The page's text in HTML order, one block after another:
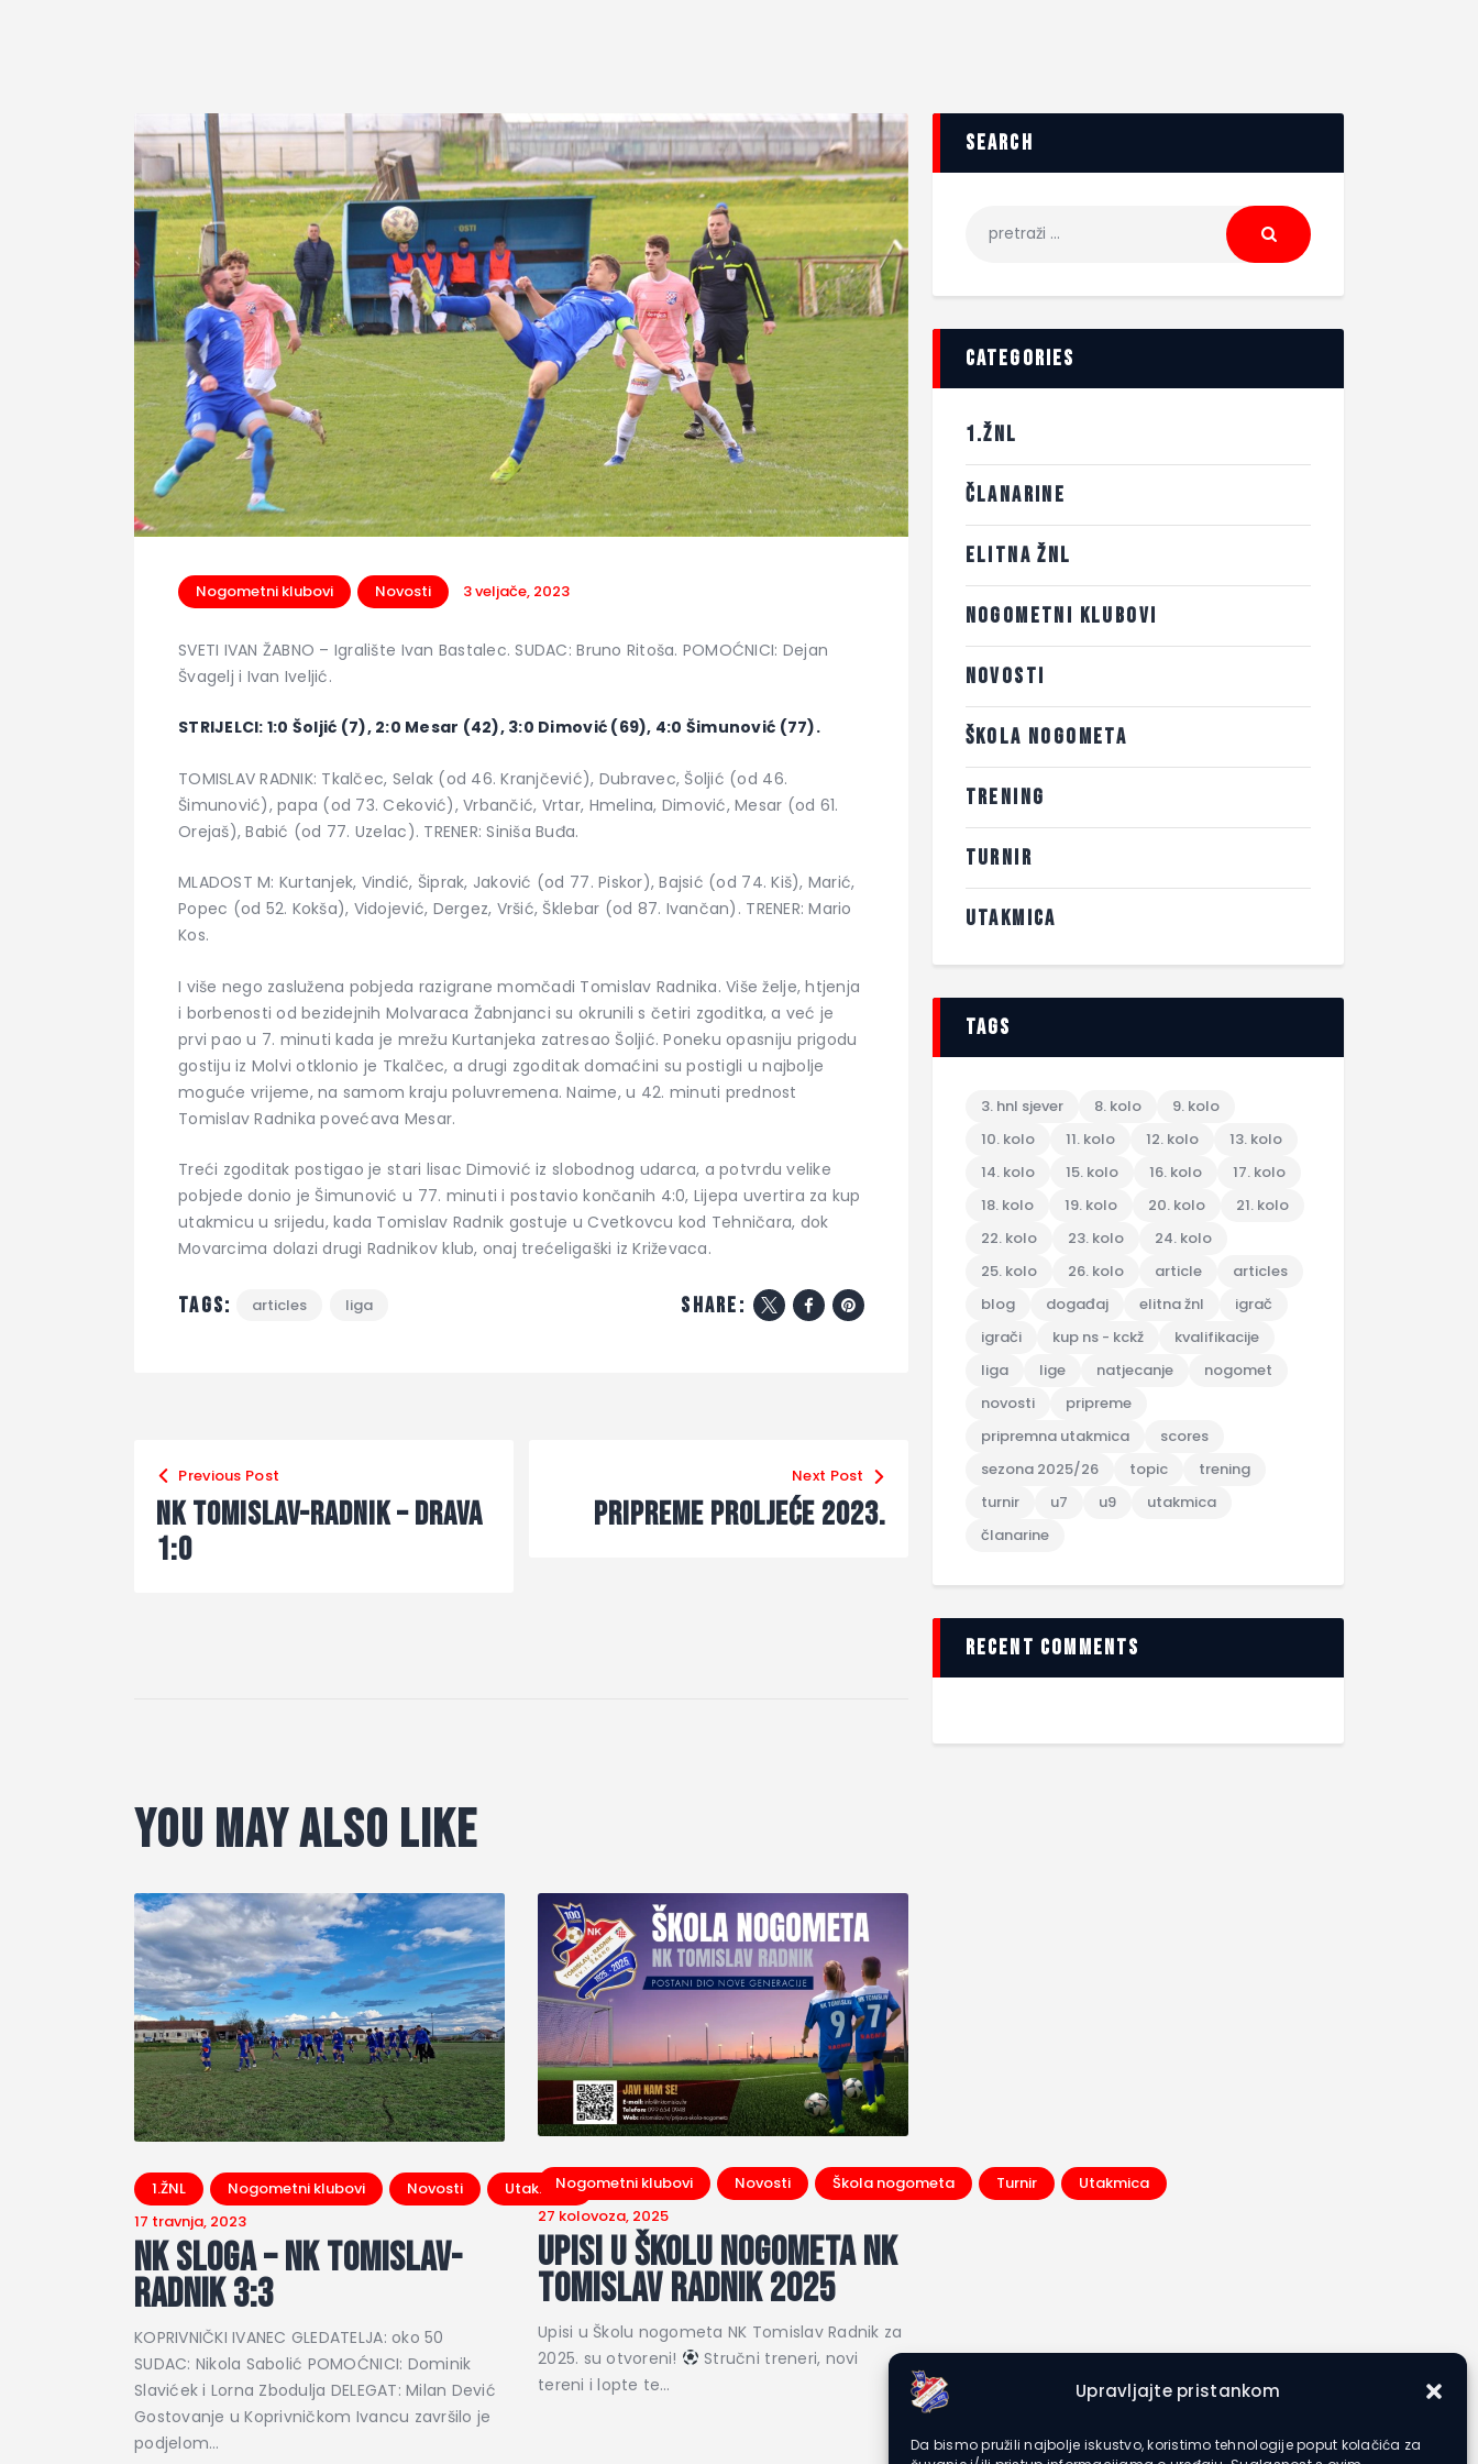
Upravljajte pristankom
Da bismo pružili najbolje iskustvo, koristimo tehnologije poput kolačića za
Nogometni klubovi Novosti 3 veljače, 2023
SVETI IVAN ŽABNO – Igralište Ivan Bastalec. SUDAC: Bruno Ritoša. POMOĆNICI: Dejan
Švagelj i Ivan Iveljić.
STRIJELCI: 1:0 Šoljić (7), 2:0 Mesar (42), 3:0 Dimović (69), 4:0 Šimunović (77).
TOMISLAV RADNIK: Tkalčec, Selak (od 46. Kranjčević), Dubravec, Šoljić (od 46.
Šimunović), papa (od 73. Ceković), Vrbančić, Vrtar, Hmelina, Dimović, Mesar (od 61.
Orejaš), Babić (od 77. Uzelac). TRENER: Siniša Buđa.
MLADOST M: Kurtanjek, Vindić, Šiprak, Jaković (od 77. Piskor), Bajsić (od 74. Kiš), Marić,
Popec (od 52. Kokša), Vidojević, Dergez, Vršić, Šklebar (od 87. Ivančan). TRENER: Mario
Kos.
I više nego zaslužena pobjeda razigrane momčadi Tomislav Radnika. Više želje, htjenja
i borbenosti od bezidejnih Molvaraca Žabnjanci su okrunili s četiri zgoditka, a već je
prvi pao u 7. minuti kada je mrežu Kurtanjeka zatresao Šoljić. Poneku opasniju prigodu
gostiju iz Molvi otklonio je Tkalčec, a drugi zgoditak domaćini su postigli u najbolje
moguće vrijeme, na samom kraju poluvremena. Naime, u 42. minuti prednost
Tomislav Radnika povećava Mesar.
Treći zgoditak postigao je stari lisac Dimović iz slobodnog udarca, a potvrdu velike
pobjede donio je Šimunović u 77. minuti i postavio končanih 4:0, Lijepa uvertira za kup
utakmicu u srijedu, kada Tomislav Radnik gostuje u Cvetkovcu kod Tehničara, dok
Movarcima dolazi drugi Radnikov klub, onaj trećeligaški iz Križevaca.
Tags: articles liga share:
Previous Post
NK Tomislav-Radnik – Drava
1:0
Next Post
Pripreme proljeće 2023.
You May Also Like
1.ŽNL Nogometni klubovi Novosti
Utakmica
17 travnja, 2023
NK Sloga – NK Tomislav-
Radnik 3:3
KOPRIVNIČKI IVANEC GLEDATELJA: oko 50
SUDAC: Nikola Sabolić POMOĆNICI: Dominik
Slavićek i Lorna Zbodulja DELEGAT: Milan Dević
Gostovanje u Koprivničkom Ivancu završilo je
podjelom…
Nogometni klubovi Novosti Škola nogometa Turnir
Utakmica
27 kolovoza, 2025
Upisi u Školu nogometa NK
Tomislav Radnik 2025
Upisi u Školu nogometa NK Tomislav Radnik za
2025. su otvoreni!
Stručni treneri, novi
tereni i lopte te…
search
categories
1.ŽNL
ČLANARINE
ELITNA ŽNL
NOGOMETNI KLUBOVI
NOVOSTI
ŠKOLA NOGOMETA
TRENING
TURNIR
UTAKMICA
tags
3. hnl sjever 8. kolo
9. kolo
10. kolo
11. kolo 12. kolo
13. kolo
14. kolo
15. kolo 16. kolo
17. kolo
18. kolo
19. kolo 20. kolo
21. kolo
22. kolo
23. kolo
24. kolo
25. kolo
26. kolo article
articles
blog
događaj elitna žnl
igrač
igrači
kup ns - kckž
kvalifikacije
liga
lige natjecanje
nogomet
novosti
pripreme
pripremna utakmica
scores
sezona 2025/26
topic
trening
turnir
u7 u9
utakmica
članarine
recent comments